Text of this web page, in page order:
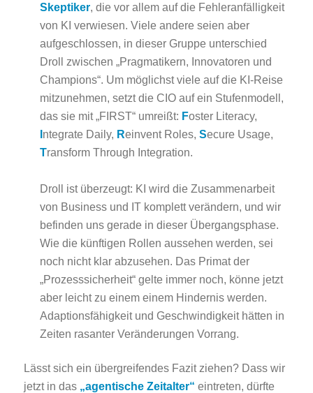
Skeptiker, die vor allem auf die Fehleranfälligkeit
von KI verwiesen. Viele andere seien aber
aufgeschlossen, in dieser Gruppe unterschied
Droll zwischen „Pragmatikern, Innovatoren und
Champions“. Um möglichst viele auf die KI-Reise
mitzunehmen, setzt die CIO auf ein Stufenmodell,
das sie mit „FIRST“ umreißt: Foster Literacy,
ntegrate Daily, Reinvent Roles, Secure Usage,
Transform Through Integration.
Droll ist überzeugt: KI wird die Zusammenarbeit
von Business und IT komplett verändern, und wir
befinden uns gerade in dieser Übergangsphase.
Wie die künftigen Rollen aussehen werden, sei
noch nicht klar abzusehen. Das Primat der
„Prozesssicherheit“ gelte immer noch, könne jetzt
aber leicht zu einem einem Hindernis werden.
Adaptionsfähigkeit und Geschwindigkeit hätten in
Zeiten rasanter Veränderungen Vorrang.
Lässt sich ein übergreifendes Fazit ziehen? Dass wir
jetzt in das „agentische Zeitalter“ eintreten, dürfte